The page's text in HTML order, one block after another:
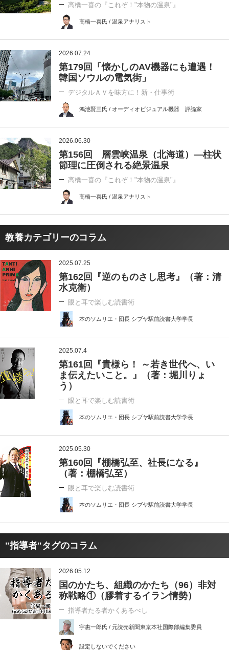
高橋一喜の『これぞ！"本物の温泉"』
高橋一喜氏 / 温泉アナリスト
2026.07.24
第179回「懐かしのAV機器にも遭遇！
韓国ソウルの電気街」
デジタルＡＶを味方に！新・仕事術
鴻池賢三氏 / オーディオビジュアル機器 評論家
2026.06.30
第156回 層雲峡温泉（北海道）―柱状
節理に圧倒される絶景温泉
高橋一喜の『これぞ！"本物の温泉"』
高橋一喜氏 / 温泉アナリスト
教養カテゴリーのコラム
2025.07.25
第162回『逆のものさし思考』（著：清
水克衛）
眼と耳で楽しむ読書術
本のソムリエ・団長 シブヤ駅前読書大学学長
2025.07.4
第161回『貴様ら！ ～若き世代へ、い
ま伝えたいこと。』（著：堀川りょ
う）
眼と耳で楽しむ読書術
本のソムリエ・団長 シブヤ駅前読書大学学長
2025.05.30
第160回『棚橋弘至、社長になる』
（著：棚橋弘至）
眼と耳で楽しむ読書術
本のソムリエ・団長 シブヤ駅前読書大学学長
"指導者"タグのコラム
2026.05.12
国のかたち、組織のかたち（96）非対
称戦略①（膠着するイラン情勢）
指導者たる者かくあるべし
宇惠一郎氏 / 元読売新聞東京本社国際部編集委員
設定しないでください